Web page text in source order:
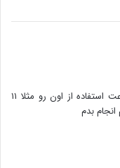
سلام مودم من ۲۷۵۰ دی لینک هست میخام ساعت استفاده از اون رو مثلا ۱۱
بدم